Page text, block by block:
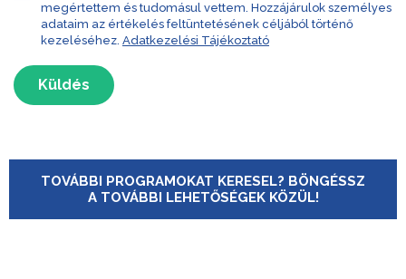
megértettem és tudomásul vettem. Hozzájárulok személyes
adataim az értékelés feltüntetésének céljából történő
kezeléséhez. Adatkezelési Tájékoztató
Küldés
TOVÁBBI PROGRAMOKAT KERESEL? BÖNGÉSSZ
A TOVÁBBI LEHETŐSÉGEK KÖZÜL!